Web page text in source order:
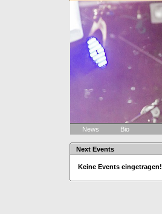
News Bio
Next Events
Keine Events eingetragen!